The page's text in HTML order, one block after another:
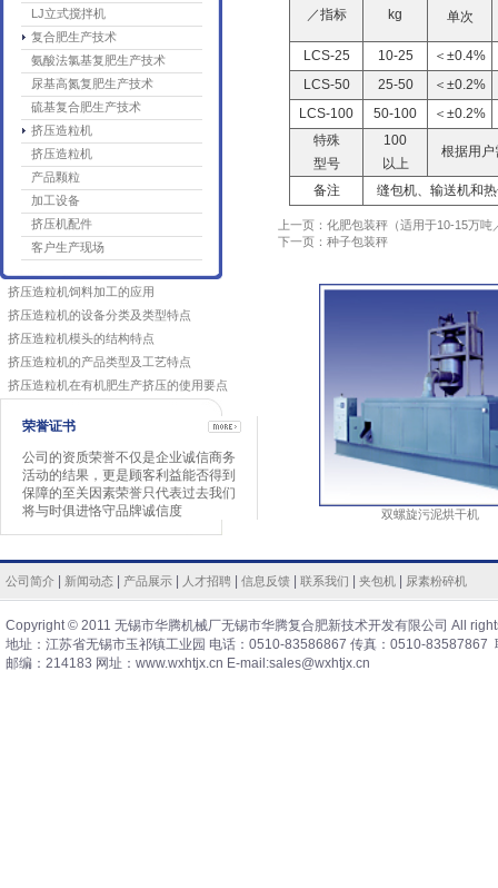
LJ立式搅拌机
复合肥生产技术
氨酸法氯基复肥生产技术
尿基高氮复肥生产技术
硫基复合肥生产技术
挤压造粒机
挤压造粒机
产品颗粒
加工设备
挤压机配件
客户生产现场
挤压造粒机饲料加工的应用
挤压造粒机的设备分类及类型特点
挤压造粒机模头的结构特点
挤压造粒机的产品类型及工艺特点
挤压造粒机在有机肥生产挤压的使用要点
荣誉证书
公司的资质荣誉不仅是企业诚信商务
活动的结果，更是顾客利益能否得到
保障的至关因素荣誉只代表过去我们
将与时俱进恪守品牌诚信度
／指标
kg
单次
LCS-25 10-25
＜±0.4%
LCS-50
25-50
＜±0.2%
LCS-100
50-100
＜±0.2%
特殊
型号
100
以上
根据用户
备注 缝包机、输送机和热
上一页：化肥包装秤（适用于10-15万
下一页：种子包装秤
双螺旋污泥烘干机
公司简介 新闻动态 产品展示 人才招聘 信息反馈 联系我们 夹包机 尿素粉碎机
Copyright © 2011 无锡市华腾机械厂无锡市华腾复合肥新技术开发有限公司 All
地址：江苏省无锡市玉祁镇工业园 电话：0510-83586867 传真：0510-
邮编：214183 网址：www.wxhtjx.cn E-mail:sales@wxhtjx.cn